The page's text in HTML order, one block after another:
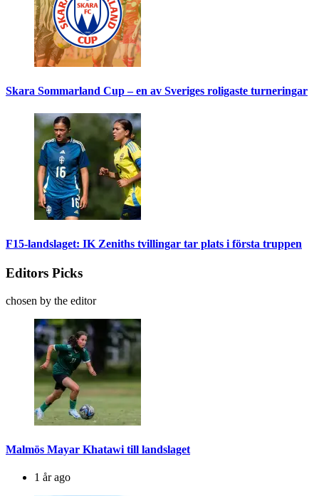
Skara Sommarland Cup – en av Sveriges roligaste turneringar
F15-landslaget: IK Zeniths tvillingar tar plats i första truppen
Editors Picks
chosen by the editor
Malmös Mayar Khatawi till landslaget
1 år ago